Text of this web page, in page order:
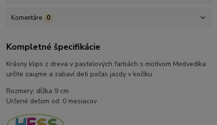
Komentáre 0
Kompletné špecifikácie
Krásny klips z dreva v pastelových farbách s motívom Medvedíka
určite zaujme a zabaví deti počas jazdy v kočíku.
Rozmery: dĺžka 9 cm
Určené deťom od: 0 mesiacov